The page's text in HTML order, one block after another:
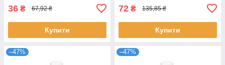
36 ₴ 67,92 ₴
Купити
72 ₴ 135,85 ₴
Купити
–47% –47%